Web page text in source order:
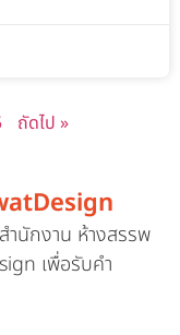
ถัดไป »
ำนักงาน ห้างสรรพ
เพื่อรับคำ